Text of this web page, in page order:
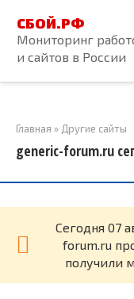
контенту
СБОЙ.РФ
Мониторинг
и сайтов в России
Главная » Другие сайты
generic-forum.ru
Cегодня 07
forum.ru
получили